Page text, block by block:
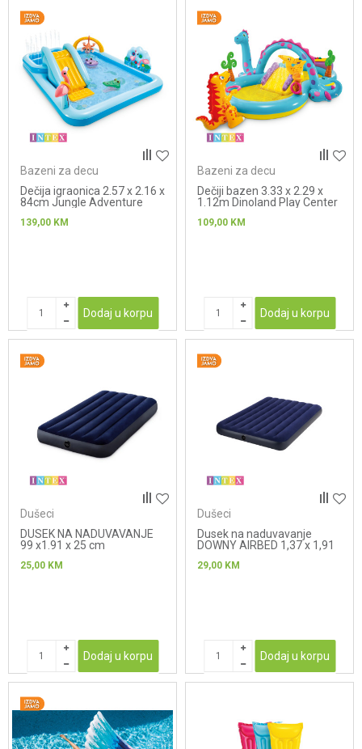
Bazeni za decu
Dečija igraonica 2.57 x 2.16 x
84cm Jungle Adventure
139,00 KM
Dodaj u korpu
Bazeni za decu
Dečiji bazen 3.33 x 2.29 x
1.12m Dinoland Play Center
109,00 KM
Dodaj u korpu
Dušeci
DUSEK NA NADUVAVANJE
99 x1.91 x 25 cm
25,00 KM
Dodaj u korpu
Dušeci
Dusek na naduvavanje
DOWNY AIRBED 1,37 x 1,91
29,00 KM
Dodaj u korpu